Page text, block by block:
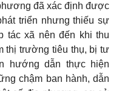
đã xác định được
triển nhưng thiếu sự
tác xã nên đến khi thu
thị trường tiêu thụ, bị tư
hướng dẫn thực hiện
chậm ban hành, dẫn